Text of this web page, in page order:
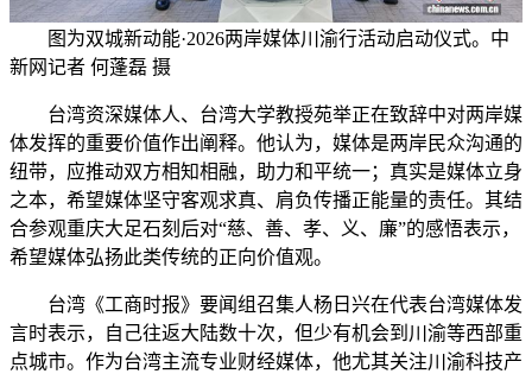
图为双城新动能·2026两岸媒体川渝行活动启动仪式。中
新网记者 何蓬磊 摄
台湾资深媒体人、台湾大学教授苑举正在致辞中对两岸媒
体发挥的重要价值作出阐释。他认为，媒体是两岸民众沟通的
纽带，应推动双方相知相融，助力和平统一；真实是媒体立身
之本，希望媒体坚守客观求真、肩负传播正能量的责任。其结
合参观重庆大足石刻后对“慈、善、孝、义、廉”的感悟表示，
希望媒体弘扬此类传统的正向价值观。
台湾《工商时报》要闻组召集人杨日兴在代表台湾媒体发
言时表示，自己往返大陆数十次，但少有机会到川渝等西部重
点城市。作为台湾主流专业财经媒体，他尤其关注川渝科技产